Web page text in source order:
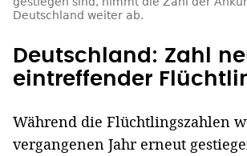
Deutschland weiter ab.
Deutschland: Zahl
eintreffender
Während die Flüchtlingszahlen
vergangenen Jahr erneut